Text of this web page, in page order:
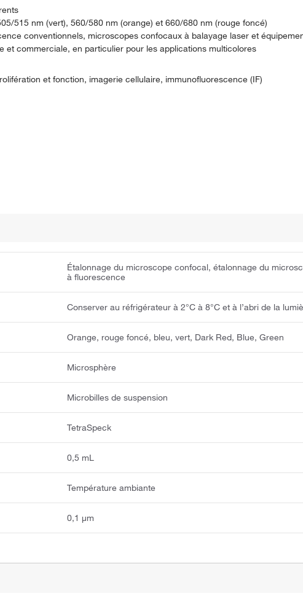
515 nm (vert), 560/580 nm (orange) et 660/680 nm (rouge foncé)
conventionnels, microscopes confocaux à balayage laser et
et commerciale, en particulier pour les applications multicolores
et fonction, imagerie cellulaire, immunofluorescence (IF)
Étalonnage du microscope confocal, étalonnage du
à fluorescence
Conserver au réfrigérateur à 2°C à 8°C et à l’abri de la
Orange, rouge foncé, bleu, vert, Dark Red, Blue, Green
Microsphère
Microbilles de suspension
TetraSpeck
0,5 mL
Température ambiante
0,1 μm